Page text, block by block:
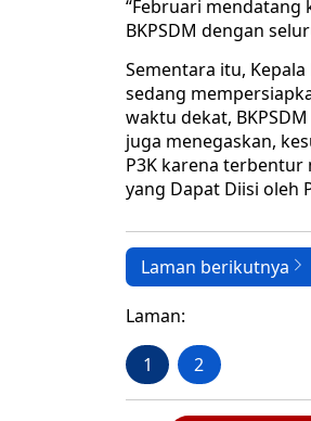
“Februari mendatang
BKPSDM dengan
Sementara itu, Kepala
sedang
waktu dekat,
juga menegaskan,
P3K karena terbentur
yang Dapat Diisi oleh
Laman berikutnya
Laman:
1 2